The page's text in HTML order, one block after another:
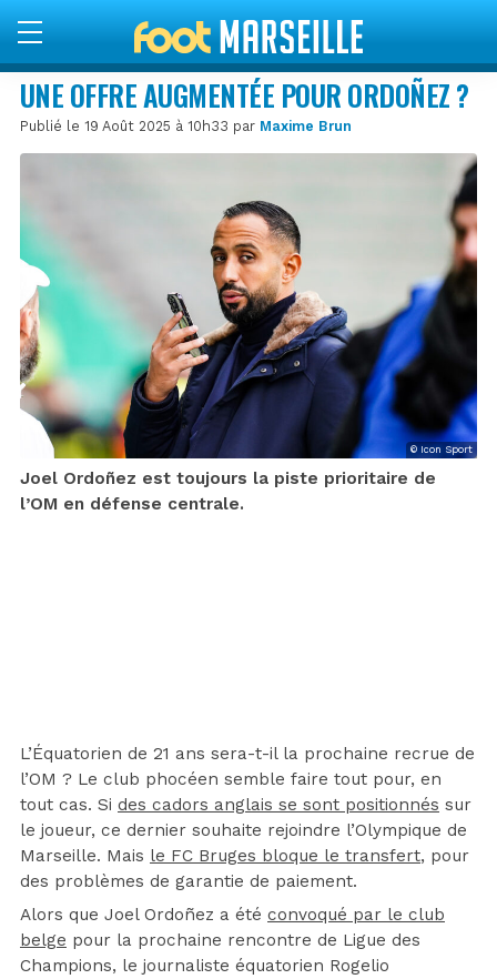
UNE OFFRE AUGMENTÉE POUR ORDOÑEZ ?
Publié le 19 Août 2025 à 10h33 par Maxime Brun
© Icon Sport
Joel Ordoñez est toujours la piste prioritaire de
l’OM en défense centrale.
L’Équatorien de 21 ans sera-t-il la prochaine recrue de
l’OM ? Le club phocéen semble faire tout pour, en
tout cas. Si des cadors anglais se sont positionnés sur
le joueur, ce dernier souhaite rejoindre l’Olympique de
Marseille. Mais le FC Bruges bloque le transfert, pour
des problèmes de garantie de paiement.
Alors que Joel Ordoñez a été convoqué par le club
belge pour la prochaine rencontre de Ligue des
Champions, le journaliste équatorien Rogelio